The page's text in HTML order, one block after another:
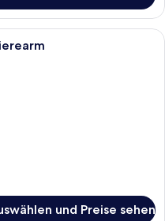
Badezimmer mit weißen
und Preise sehen